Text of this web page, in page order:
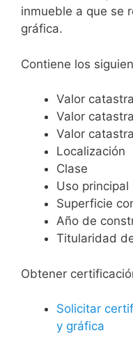
inmueble a que se
gráfica.
Contiene los
Valor
Valor
Valor
Localización
Clase
Uso principal
Superficie
Año de
Titularidad
Obtener
Solicitar
y gráfica